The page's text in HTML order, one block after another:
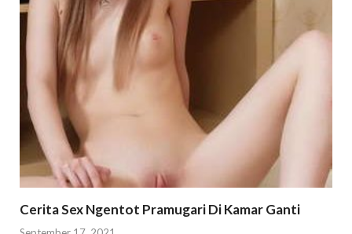
Cerita Sex Ngentot Pramugari Di Kamar Ganti